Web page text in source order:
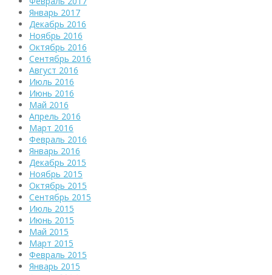
Январь 2017
Декабрь 2016
Ноябрь 2016
Октябрь 2016
Сентябрь 2016
Август 2016
Июль 2016
Июнь 2016
Май 2016
Апрель 2016
Март 2016
Февраль 2016
Январь 2016
Декабрь 2015
Ноябрь 2015
Октябрь 2015
Сентябрь 2015
Июль 2015
Июнь 2015
Май 2015
Март 2015
Февраль 2015
Январь 2015